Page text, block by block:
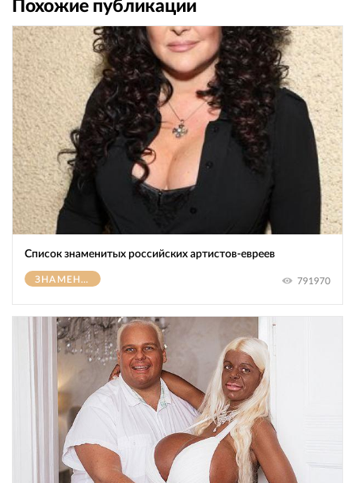
Похожие публикации
Список знаменитых российских артистов-евреев
ЗНАМЕНИТОСТИ 791970